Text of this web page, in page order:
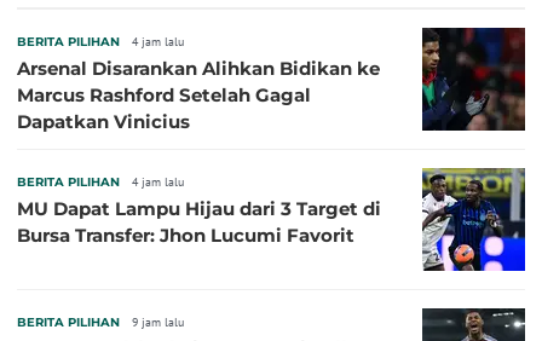
BERITA PILIHAN 4 jam lalu
Arsenal Disarankan Alihkan Bidikan ke
Marcus Rashford Setelah Gagal
Dapatkan Vinicius
BERITA PILIHAN 4 jam lalu
MU Dapat Lampu Hijau dari 3 Target di
Bursa Transfer: Jhon Lucumi Favorit
BERITA PILIHAN 9 jam lalu